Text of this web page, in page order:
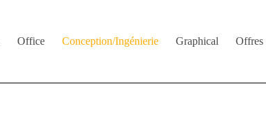
Office Conception/Ingénierie Graphical Offres